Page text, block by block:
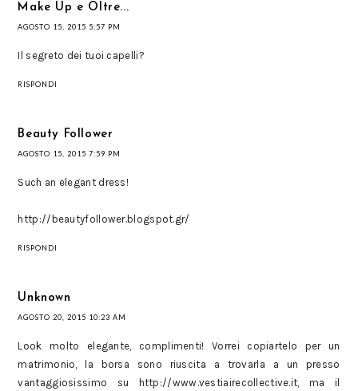
Make Up e Oltre...
AGOSTO 15, 2015 5:57 PM
Il segreto dei tuoi capelli?
RISPONDI
Beauty Follower
AGOSTO 15, 2015 7:59 PM
Such an elegant dress!
http://beautyfollower.blogspot.gr/
RISPONDI
Unknown
AGOSTO 20, 2015 10:23 AM
Look molto elegante, complimenti! Vorrei copiartelo per un
matrimonio, la borsa sono riuscita a trovarla a un presso
vantaggiosissimo su http://www.vestiairecollective.it, ma il